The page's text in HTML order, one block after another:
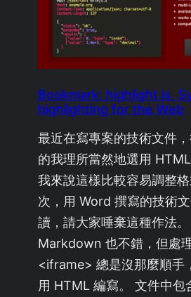
Bookmark: highlight.js,
highlighting for the Web
最近在寫專案的技術文件
的我理所當然地選用
我來說這樣比較容易調整
次，用 Word 撰寫的技術
讀，請大家唾棄這種作法
Markdown 也不錯，但處
<iframe> 總是沒那麼順手
用 HTML 編寫。 文件中包